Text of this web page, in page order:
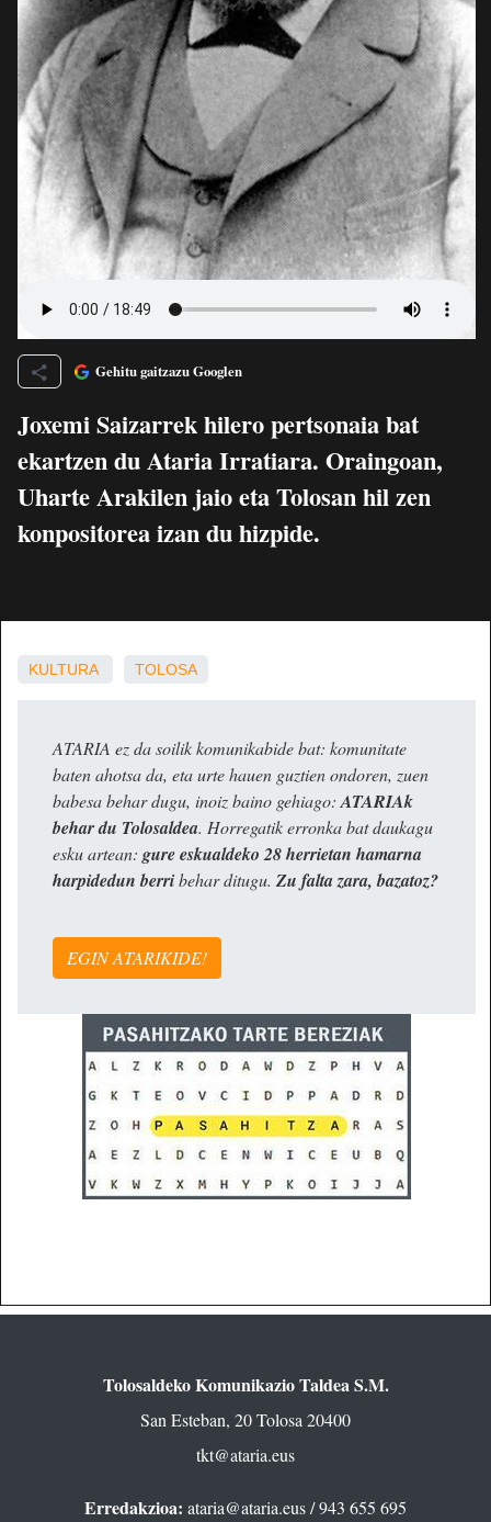
Gehitu gaitzazu Googlen
Joxemi Saizarrek hilero pertsonaia bat
ekartzen du Ataria Irratiara. Oraingoan,
Uharte Arakilen jaio eta Tolosan hil zen
konpositorea izan du hizpide.
KULTURA TOLOSA
ATARIA ez da soilik komunikabide bat: komunitate
baten ahotsa da, eta urte hauen guztien ondoren, zuen
babesa behar dugu, inoiz baino gehiago:ATARIAk
behar du Tolosaldea. Horregatik erronka bat daukagu
esku artean: gure eskualdeko 28 herrietan hamarna
harpidedun berribehar ditugu. Zu falta zara, bazatoz?
EGIN ATARIKIDE!
Tolosaldeko Komunikazio Taldea S.M.
San Esteban, 20 Tolosa 20400
tkt@ataria.eus
Erredakzioa: ataria@ataria.eus/ 943 655 695